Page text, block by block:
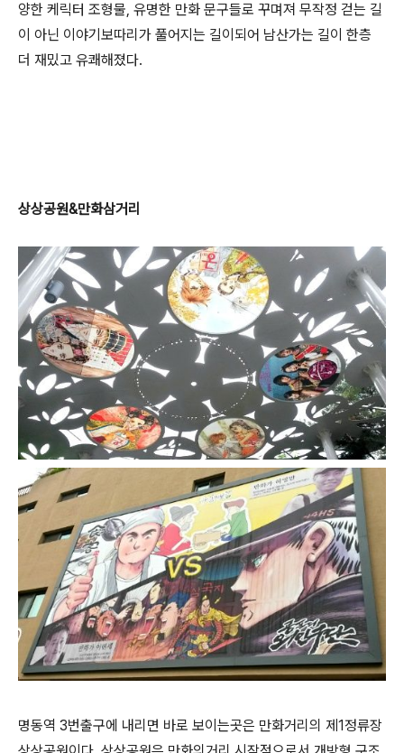
양한 케릭터 조형물, 유명한 만화 문구들로 꾸며져 무작정 걷는 길
이 아닌 이야기보따리가 풀어지는 길이되어 남산가는 길이 한층
더 재밌고 유쾌해졌다.
상상공원&만화삼거리
명동역 3번출구에 내리면 바로 보이는곳은 만화거리의 제1정류장